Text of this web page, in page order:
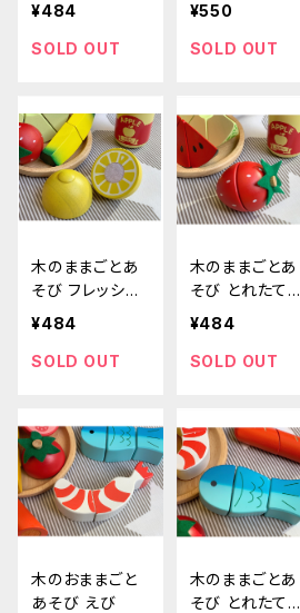
¥484
SOLD OUT
¥550
SOLD OUT
木のままごとあ
そび フレッシュ
レモン
¥484
SOLD OUT
木のままごとあ
そび とれたてい
ちご
¥484
SOLD OUT
木のおままごと
あそび えび
木のままごとあ
そび とれたてさ